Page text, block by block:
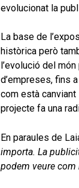
evolucionat la
La base de
històrica però
l’evolució del
d’empreses, fins
com està
projecte fa una
En paraules de
importa. La
podem veure com